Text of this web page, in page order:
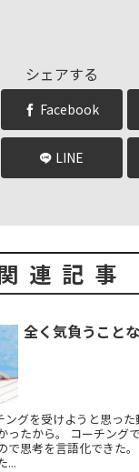
シェアする
Facebook
LINE
連記事
全く気負うこと
グを受けようと思った
ったから。 コーチング
で思考を言語化できた
...